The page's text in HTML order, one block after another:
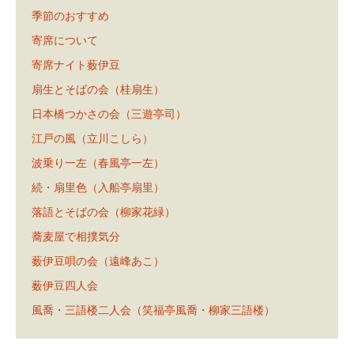
季節のおすすめ
寄席について
寄席ナイト薮伊豆
扇生とそばの会（桂扇生）
日本橋つかさの会（三遊亭司）
江戸の風（立川こしら）
波乗り一左（春風亭一左）
続・扇里色（入船亭扇里）
落語とそばの会（柳家花緑）
蕎麦屋で相撲気分
薮伊豆唄の会（遠峰あこ）
薮伊豆四人会
風喬・三語楼二人会（笑福亭風喬・柳家三語楼）